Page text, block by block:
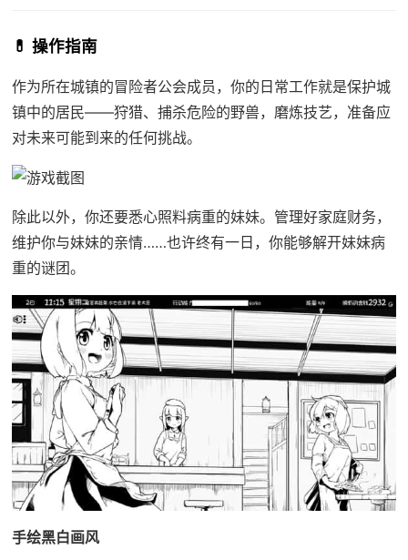
💊 操作指南
作为所在城镇的冒险者公会成员，你的日常工作就是保护城
镇中的居民——狩猎、捕杀危险的野兽，磨炼技艺，准备应
对未来可能到来的任何挑战。
除此以外，你还要悉心照料病重的妹妹。管理好家庭财务，
维护你与妹妹的亲情……也许终有一日，你能够解开妹妹病
重的谜团。
手绘黑白画风